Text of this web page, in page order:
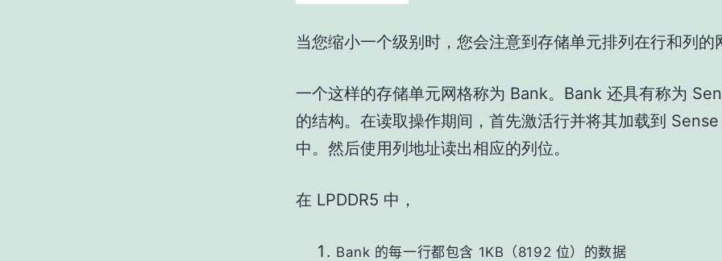
当您缩小一个级别时，您会注意到存储单元排列在行和列的
一个这样的存储单元网格称为 Bank。Bank 还具有称为
的结构。在读取操作期间，首先激活行并将其加载到
中。然后使用列地址读出相应的列位。
在 LPDDR5 中，
Bank 的每一行都包含 1KB（8192 位）的数据